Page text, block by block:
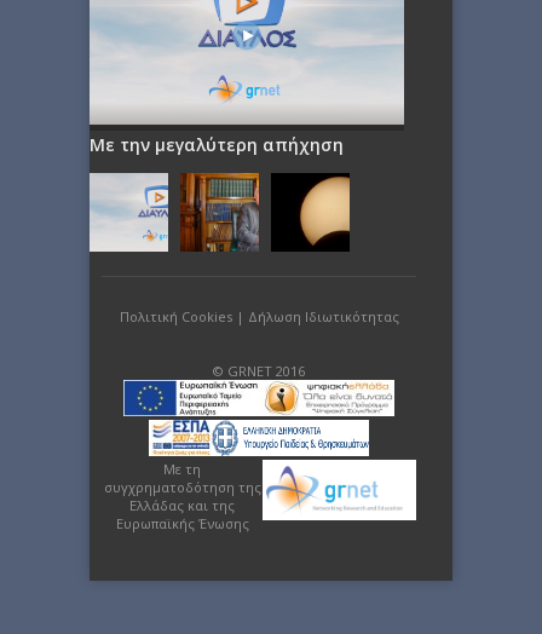
Με την μεγαλύτερη απήχηση
Πολιτική Cookies| Δήλωση Ιδιωτικότητας
© GRNET 2016
Με τη
συγχρηματοδότηση της
Ελλάδας και της
Ευρωπαϊκής Ένωσης